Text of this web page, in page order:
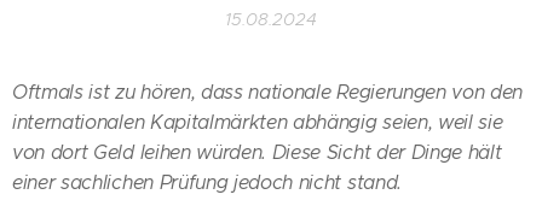
15.08.2024
Oftmals ist zu hören, dass nationale Regierungen von den
internationalen Kapitalmärkten abhängig seien, weil sie
von dort Geld leihen würden. Diese Sicht der Dinge hält
einer sachlichen Prüfung jedoch nicht stand.